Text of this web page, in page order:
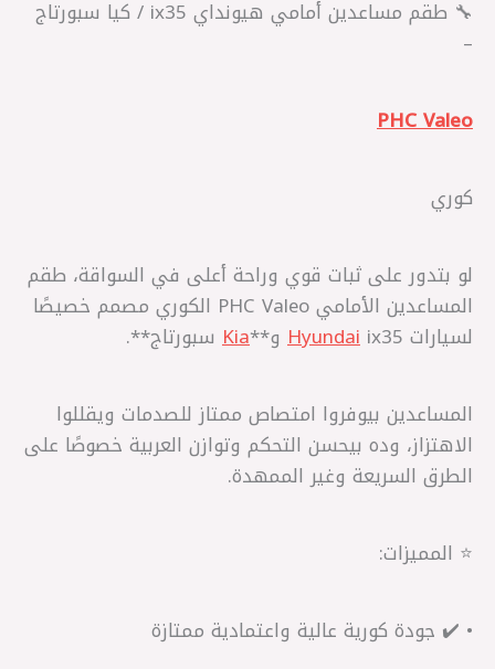
🔧 طقم مساعدين أمامي هيونداي ix35 / كيا سبورتاج
–
PHC Valeo
كوري
لو بتدور على ثبات قوي وراحة أعلى في السواقة، طقم
المساعدين الأمامي PHC Valeo الكوري مصمم خصيصًا
لسيارات
Hyundai ix35 و** Kia سبورتاج**.
المساعدين بيوفروا امتصاص ممتاز للصدمات ويقللوا
الاهتزاز، وده بيحسن التحكم وتوازن العربية خصوصًا على
الطرق السريعة وغير الممهدة.
⭐ المميزات:
• ✔️ جودة كورية عالية واعتمادية ممتازة